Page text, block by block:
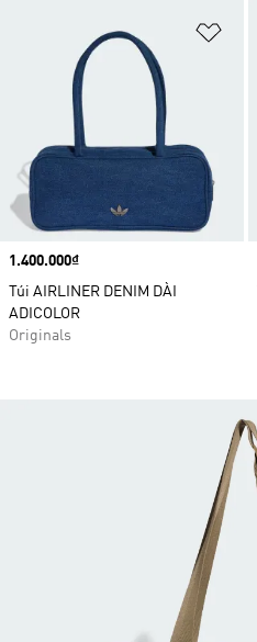
Price
1.400.000₫
Túi AIRLINER DENIM DÀI
ADICOLOR
Originals